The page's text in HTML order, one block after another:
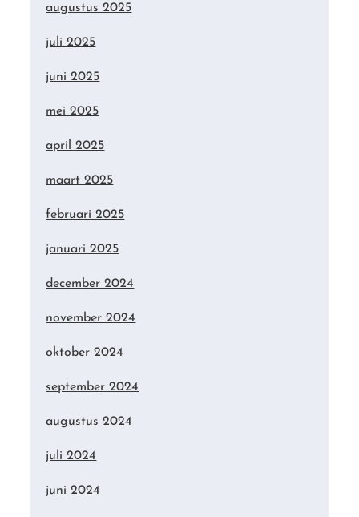
augustus 2025
juli 2025
juni 2025
mei 2025
april 2025
maart 2025
februari 2025
januari 2025
december 2024
november 2024
oktober 2024
september 2024
augustus 2024
juli 2024
juni 2024